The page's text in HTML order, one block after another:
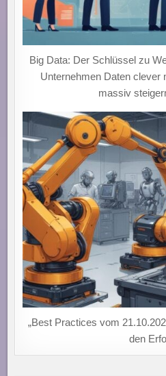
Big Data: Der Schlüssel zu
Unternehmen Daten clever
massiv
„Best Practices vom
den